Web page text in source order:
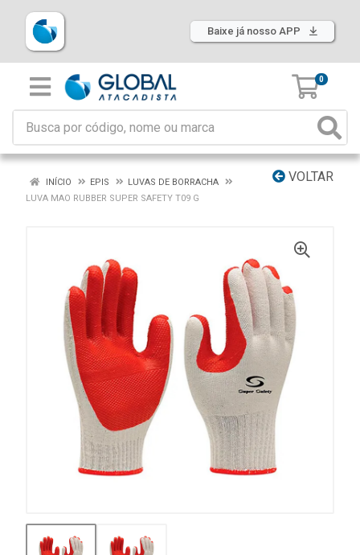
Baixe já nosso APP
0
VOLTAR
INÍCIO EPIS
LUVAS DE BORRACHA
LUVA MAO RUBBER SUPER SAFETY T09 G